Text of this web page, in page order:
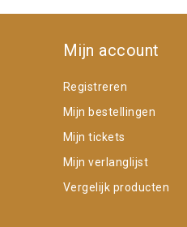
Mijn account
Registreren
Mijn bestellingen
Mijn tickets
Mijn verlanglijst
Vergelijk producten